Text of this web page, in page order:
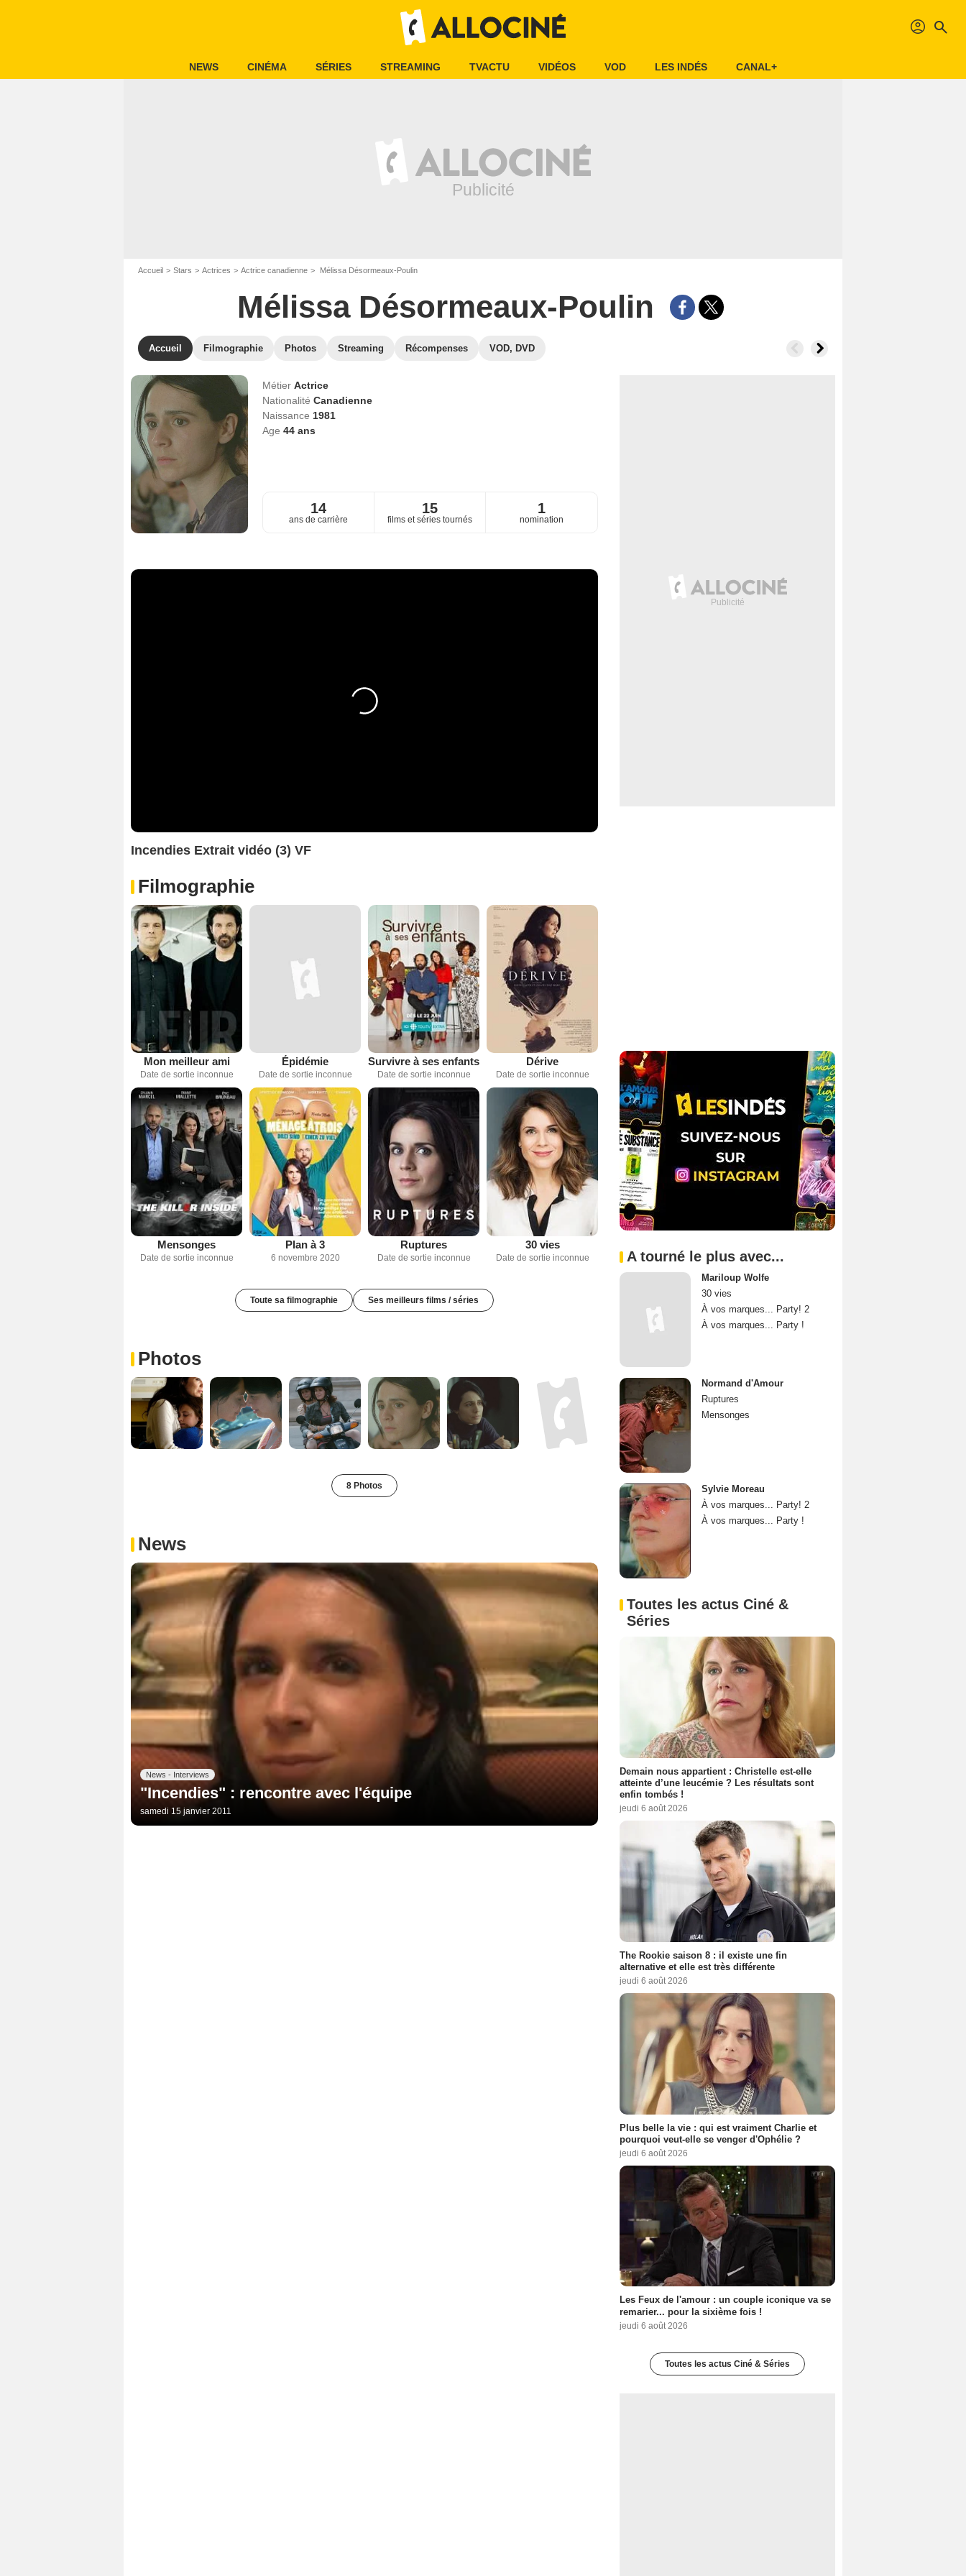
profil search
NEWS CINÉMA SÉRIES STREAMING TVACTU VIDÉOS VOD LES INDÉS CANAL+
Accueil Stars Actrices Actrice canadienne Mélissa Désormeaux-Poulin
Mélissa Désormeaux-Poulin
Accueil Filmographie Photos Streaming Récompenses VOD, DVD
Métier Actrice
Nationalité Canadienne
Naissance 1981
Age 44ans
14
ans de carrière
15
films et séries tournés
1
nomination
Incendies Extrait vidéo (3) VF
Filmographie
Mon meilleur ami
Date de sortie inconnue
Épidémie
Date de sortie inconnue
Survivre à ses enfants
Date de sortie inconnue
Dérive
Date de sortie inconnue
Mensonges
Date de sortie inconnue
Plan à 3
6 novembre 2020
Ruptures
Date de sortie inconnue
30 vies
Date de sortie inconnue
Toute sa filmographie Ses meilleurs films / séries
Photos
8 Photos
News
News - Interviews
"Incendies" : rencontre avec l'équipe
samedi 15 janvier 2011
A tourné le plus avec...
Mariloup Wolfe
30 vies
À vos marques... Party! 2
À vos marques... Party !
Normand d'Amour
Ruptures
Mensonges
Sylvie Moreau
À vos marques... Party! 2
À vos marques... Party !
Toutes les actus Ciné &
Séries
Demain nous appartient : Christelle est-elle
atteinte d’une leucémie ? Les résultats sont
enfin tombés !
jeudi 6 août 2026
The Rookie saison 8 : il existe une fin
alternative et elle est très différente
jeudi 6 août 2026
Plus belle la vie : qui est vraiment Charlie et
pourquoi veut-elle se venger d'Ophélie ?
jeudi 6 août 2026
Les Feux de l'amour : un couple iconique va se
remarier... pour la sixième fois !
jeudi 6 août 2026
Toutes les actus Ciné & Séries